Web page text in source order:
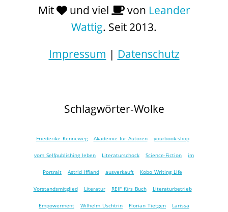
Mit und viel von Leander
Wattig. Seit 2013.
Impressum | Datenschutz
Schlagwörter-Wolke
Friederike Kenneweg Akademie für Autoren yourbook.shop
vom Selfpublishing leben Literaturschock Science-Fiction im
Portrait Astrid Iffland ausverkauft Kobo Writing Life
Vorstandsmitglied Literatur REIF fürs Buch Literaturbetrieb
Empowerment Wilhelm Uschtrin Florian Tietgen Larissa